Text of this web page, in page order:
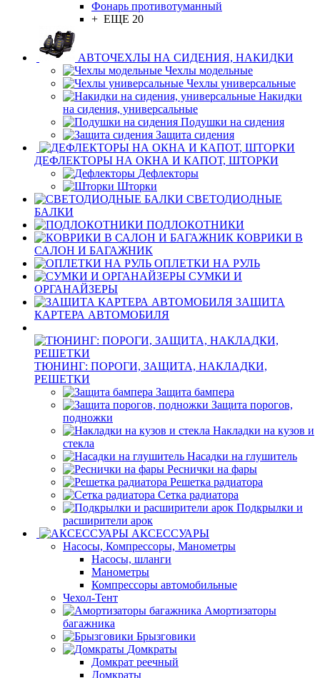
Фонарь противотуманный
+ ЕЩЕ 20
АВТОЧЕХЛЫ НА СИДЕНИЯ, НАКИДКИ
Чехлы модельные
Чехлы универсальные
Накидки
на сидения, универсальные
Подушки на сидения
Защита сидения
ДЕФЛЕКТОРЫ НА ОКНА И КАПОТ, ШТОРКИ
Дефлекторы
Шторки
СВЕТОДИОДНЫЕ
БАЛКИ
ПОДЛОКОТНИКИ
КОВРИКИ В
САЛОН И БАГАЖНИК
ОПЛЕТКИ НА РУЛЬ
СУМКИ И
ОРГАНАЙЗЕРЫ
ЗАЩИТА
КАРТЕРА АВТОМОБИЛЯ
ТЮНИНГ: ПОРОГИ, ЗАЩИТА, НАКЛАДКИ,
РЕШЕТКИ
Защита бампера
Защита порогов,
подножки
Накладки на кузов и
стекла
Насадки на глушитель
Реснички на фары
Решетка радиатора
Сетка радиатора
Подкрылки и
расширители арок
АКСЕССУАРЫ
Насосы, Компрессоры, Манометры
Насосы, шланги
Манометры
Компрессоры автомобильные
Чехол-Тент
Амортизаторы
багажника
Брызговики
Домкраты
Домкрат реечный
Домкраты